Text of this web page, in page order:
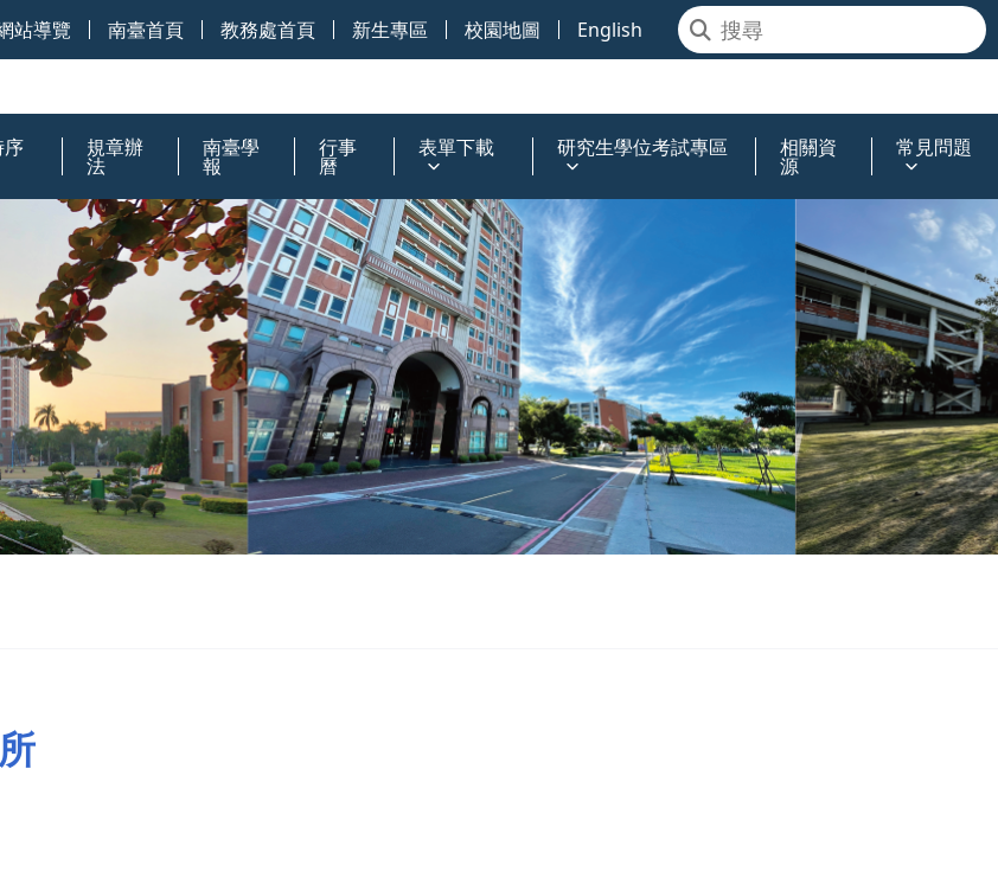
站導覽 南臺首頁 教務處首頁 新生專區 校園地圖 English
序 規章辦
法
南臺學
報
行事
曆
表單下載 研究生學位考試專區 相關資
源
常見問題